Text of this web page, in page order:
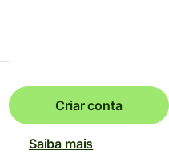
Criar conta
Saiba mais